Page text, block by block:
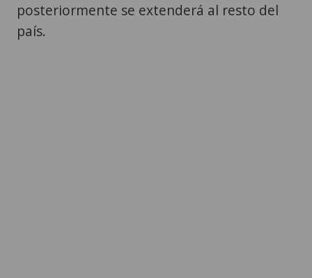
posteriormente se extenderá al resto del
país.